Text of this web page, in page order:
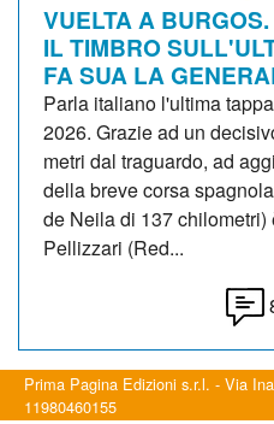
VUELTA A
IL TIMBRO
FA SUA LA
Parla italiano l'ultima
2026. Grazie ad un
metri dal traguardo, ad
della breve corsa
de Neila di 137 chilometri)
Pellizzari (Red...
Prima Pagina Edizioni s.r.l. - Via
11980460155